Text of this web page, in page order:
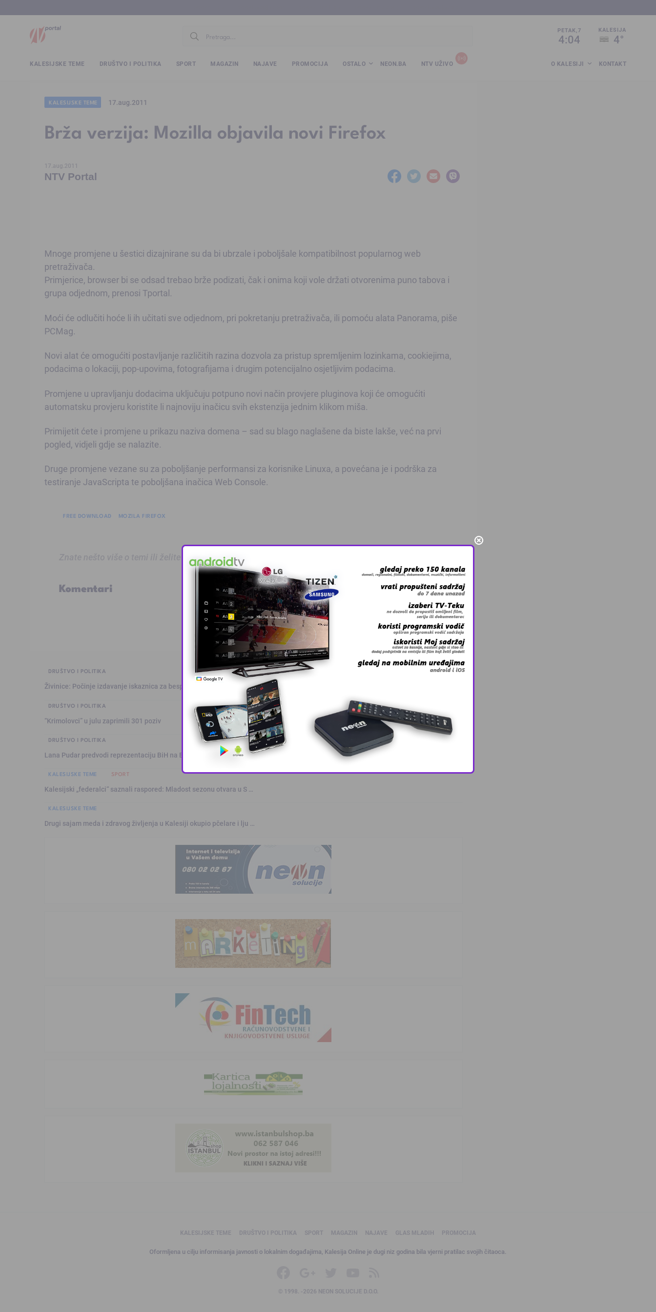
PETAK,7
4:04
KALESIJA
4°
KALESIJSKE TEME DRUŠTVO I POLITIKA SPORT MAGAZIN NAJAVE PROMOCIJA OSTALO NEON.BA NTV UŽIVO O KALESIJI KONTAKT
KALESIJSKE TEME 17.aug.2011
Brža verzija: Mozilla objavila novi Firefox
17.aug.2011
NTV Portal
Mnoge promjene u šestici dizajnirane su da bi ubrzale i poboljšale kompatibilnost popularnog web
pretraživača.
Primjerice, browser bi se odsad trebao brže podizati, čak i onima koji vole držati otvorenima puno tabova i
grupa odjednom, prenosi Tportal.
Moći će odlučiti hoće li ih učitati sve odjednom, pri pokretanju pretraživača, ili pomoću alata Panorama, piše
PCMag.
Novi alat će omogućiti postavljanje različitih razina dozvola za pristup spremljenim lozinkama, cookiejima,
podacima o lokaciji, pop-upovima, fotografijama i drugim potencijalno osjetljivim podacima.
Promjene u upravljanju dodacima uključuju potpuno novi način provjere pluginova koji će omogućiti
automatsku provjeru koristite li najnoviju inačicu svih ekstenzija jednim klikom miša.
Primijetit ćete i promjene u prikazu naziva domena – sad su blago naglašene da biste lakše, već na prvi
pogled, vidjeli gdje se nalazite.
Druge promjene vezane su za poboljšanje performansi za korisnike Linuxa, a povećana je i podrška za
testiranje JavaScripta te poboljšana inačica Web Console.
FREE DOWNLOAD MOZILA FIREFOX
Znate nešto više o temi ili želite prijaviti grešku u tekstu?
Komentari
DRUŠTVO I POLITIKA
Živinice: Počinje izdavanje iskaznica za besplatan prevoz
DRUŠTVO I POLITIKA
“Krimolovci” u julu zaprimili 301 poziv
DRUŠTVO I POLITIKA
Lana Pudar predvodi reprezentaciju BiH na Evropskom prvenstvu u Parizu
KALESIJSKE TEME SPORT
Kalesijski „federalci“ saznali raspored: Mladost sezonu otvara u S …
KALESIJSKE TEME
Drugi sajam meda i zdravog življenja u Kalesiji okupio pčelare i lju …
KALESIJSKE TEME DRUŠTVO I POLITIKA SPORT MAGAZIN NAJAVE GLAS MLADIH PROMOCIJA
Oformljena u cilju informisanja javnosti o lokalnim događajima, Kalesija Online je dugi niz godina bila vjerni pratilac svojih čitaoca.
© 1998. -2026 NEON SOLUCIJE D.O.O.